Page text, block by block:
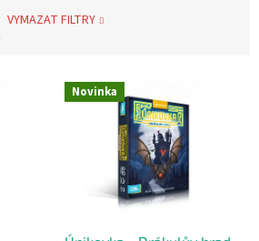
VYMAZAT FILTRY
Novinka